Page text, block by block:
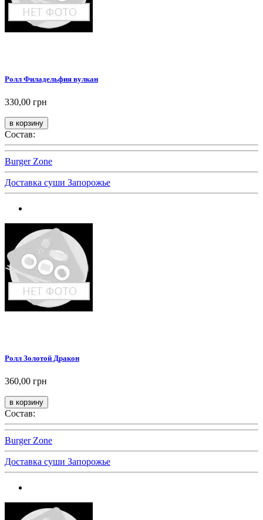
Ролл Филадельфия вулкан
330,00 грн
Состав:
Burger Zone
Доставка суши Запорожье
Ролл Золотой Дракон
360,00 грн
Состав:
Burger Zone
Доставка суши Запорожье